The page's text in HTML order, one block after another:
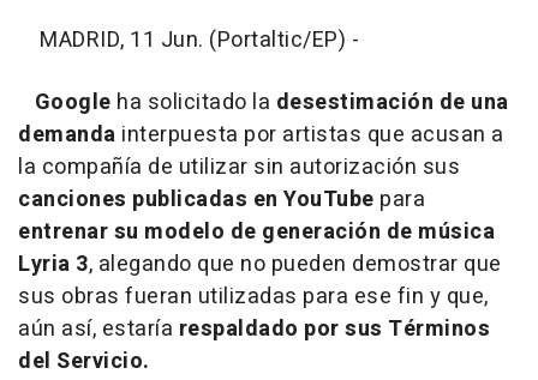
MADRID, 11 Jun. (Portaltic/EP) -
Google ha solicitado la desestimación de una
demanda interpuesta por artistas que acusan a
la compañía de utilizar sin autorización sus
canciones publicadas en YouTube para
entrenar su modelo de generación de música
Lyria 3, alegando que no pueden demostrar que
sus obras fueran utilizadas para ese fin y que,
aún así, estaría respaldado por sus Términos
del Servicio.